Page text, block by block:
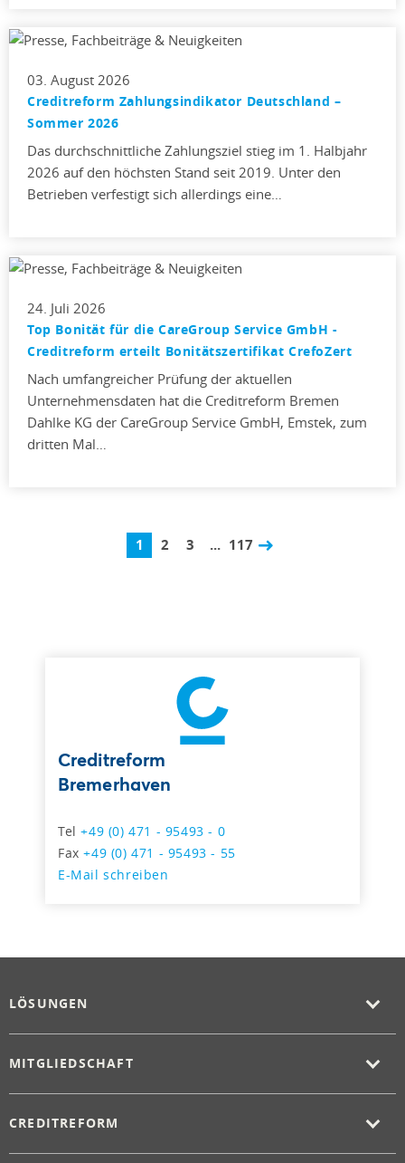
03. August 2026
Creditreform Zahlungsindikator Deutschland –
Sommer 2026
Das durchschnittliche Zahlungsziel stieg im 1. Halbjahr
2026 auf den höchsten Stand seit 2019. Unter den
Betrieben verfestigt sich allerdings eine…
24. Juli 2026
Top Bonität für die CareGroup Service GmbH -
Creditreform erteilt Bonitätszertifikat CrefoZert
Nach umfangreicher Prüfung der aktuellen
Unternehmensdaten hat die Creditreform Bremen
Dahlke KG der CareGroup Service GmbH, Emstek, zum
dritten Mal…
1 2 3 ... 117
Creditreform
Bremerhaven
Tel+49 (0) 471 - 95493 - 0
Fax+49 (0) 471 - 95493 - 55
E-Mail schreiben
LÖSUNGEN
MITGLIEDSCHAFT
CREDITREFORM